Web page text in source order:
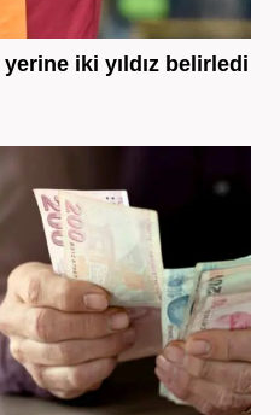
iki yıldız belirledi